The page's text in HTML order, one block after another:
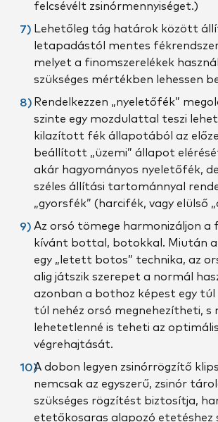
felcsévélt zsinórmennyiséget.)
Lehetőleg tág határok között
letapadástól mentes
melyet a finomszerelékek
szükséges mértékben lehessen
Rendelkezzen „nyeletőfék”
szinte egy mozdulattal teszi
kilazított fék állapotából az
beállított „üzemi” állapot
akár hagyományos nyeletőfék,
széles állítási tartománnyal
„gyorsfék” (harcifék, vagy elülső
Az orsó tömege harmonizáljon a
kívánt bottal, botokkal. Miután a
egy „letett botos” technika, az
alig játszik szerepet a normál
azonban a bothoz képest egy túl
túl nehéz orsó megnehezítheti, s
lehetetlenné is teheti az
végrehajtását.
A dobon legyen zsinórrögzítő
nemcsak az egyszerű, zsinór
szükséges rögzítést biztosítja,
etetőkosaras alapozó etetéshez